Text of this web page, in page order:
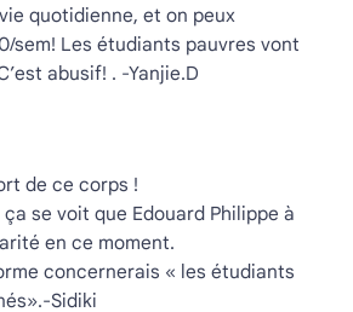
quotidienne, et on peux
sem! Les étudiants pauvres vont
abusif! . -Yanjie.D
de ce corps !
ça se voit que Edouard Philippe à
en ce moment.
concernerais « les étudiants
Sidiki